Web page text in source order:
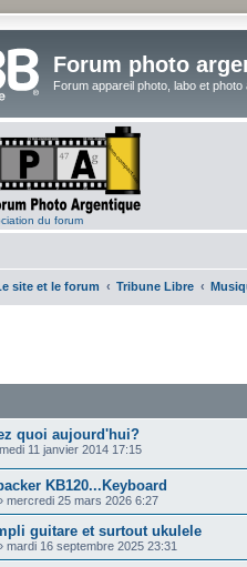
Forum photo
Forum appareil photo, labo et photo
du forum
site et le forum Tribune Libre
quoi aujourd'hui?
11 janvier 2014 17:15
KB120...Keyboard
mercredi 25 mars 2026 6:27
guitare et surtout ukulele
mardi 16 septembre 2025 23:31